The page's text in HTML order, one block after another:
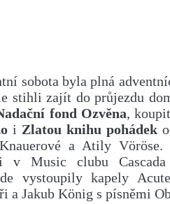
sobota byla plná
stihli zajít do průjezdu
fond Ozvěna,
i Zlatou knihu pohádek
a Atily Vöröse.
v Music clubu
vystoupily kapely
a Jakub König s písněmi